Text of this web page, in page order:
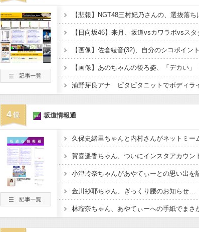
4 坂道情報通
金川紗耶ちゃん、ぎっくり腰のお知らせ…